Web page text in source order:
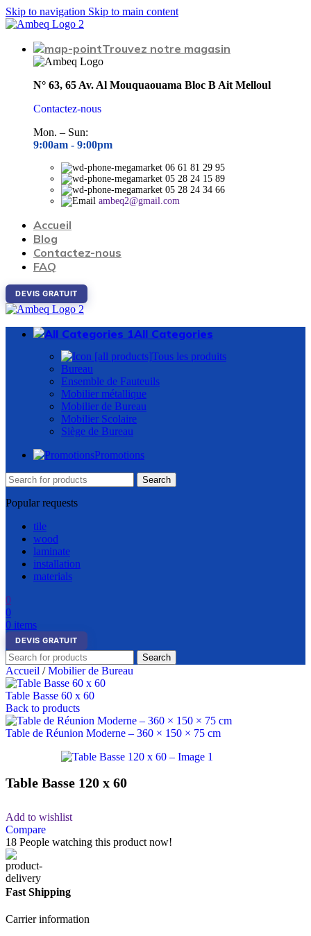
Skip to navigation Skip to main content
Trouvez notre magasin
N° 63, 65 Av. Al Mouquaouama Bloc B Ait Melloul
Contactez-nous
Mon. – Sun:
9:00am - 9:00pm
06 61 81 29 95
05 28 24 15 89
05 28 24 34 66
ambeq2@gmail.com
Accueil
Blog
Contactez-nous
FAQ
DEVIS GRATUIT
All Categories
Tous les produits
Bureau
Ensemble de Fauteuils
Mobilier métallique
Mobilier de Bureau
Mobilier Scolaire
Siège de Bureau
Promotions
Search
Popular requests
tile
wood
laminate
installation
materials
0
0
0 items
DEVIS GRATUIT
Search
Accueil / Mobilier de Bureau
Table Basse 60 x 60
Back to products
Table de Réunion Moderne – 360 × 150 × 75 cm
Table Basse 120 x 60
Add to wishlist
Compare
18 People watching this product now!
Fast Shipping
Carrier information